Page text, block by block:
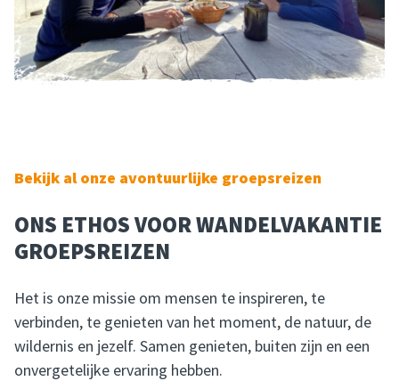
Bekijk al onze avontuurlijke groepsreizen
ONS ETHOS VOOR WANDELVAKANTIE
GROEPSREIZEN
Het is onze missie om mensen te inspireren, te
verbinden, te genieten van het moment, de natuur, de
wildernis en jezelf. Samen genieten, buiten zijn en een
onvergetelijke ervaring hebben.